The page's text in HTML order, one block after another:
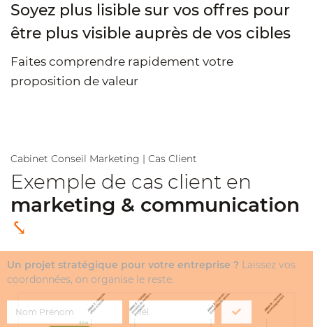
Soyez plus lisible sur vos offres pour
être plus visible auprès de vos cibles
Faites comprendre rapidement votre
proposition de valeur
Cabinet Conseil Marketing | Cas Client
Exemple de cas client en
marketing & communication
⤥
Un projet stratégique pour votre entreprise ? Laissez vos
coordonnées, on organise le reste.